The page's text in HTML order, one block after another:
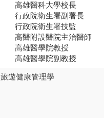
高雄醫科大學校長
行政院衛生署副署長
行政院衛生署技監
高醫附設醫院主治醫師
高雄醫學院教授
高雄醫學院副教授
旅遊健康管理學